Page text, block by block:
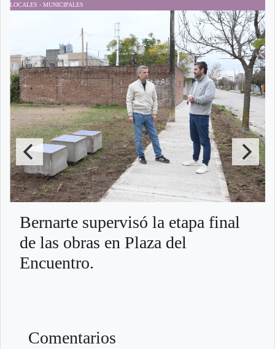
LOCALES - MUNICIPALES
Bernarte supervisó la etapa final
de las obras en Plaza del
Encuentro.
Comentarios